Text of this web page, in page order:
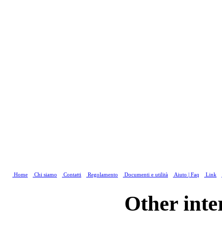
Home Chi siamo Contatti Regolamento Documenti e utilità Aiuto | Faq Link
Other